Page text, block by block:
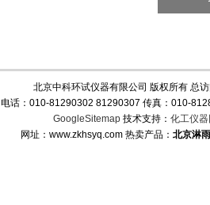
北京中科环试仪器有限公司 版权所有 总
电话：010-81290302 81290307 传真：010-
GoogleSitemap技术支持： 化工仪器
网址：www.zkhsyq.com 热卖产品： 北京淋